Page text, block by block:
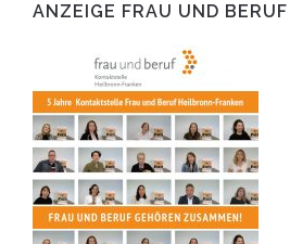
ANZEIGE FRAU UND BERUF